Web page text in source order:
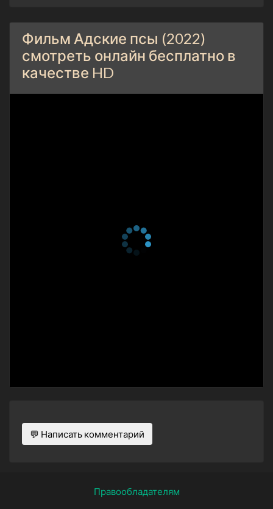
Фильм Адские псы (2022)
смотреть онлайн бесплатно в
качестве HD
💬 Написать комментарий
Правообладателям